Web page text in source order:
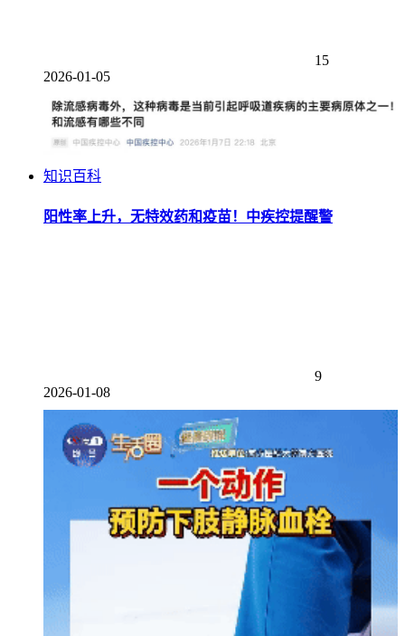
15
2026-01-05
知识百科
阳性率上升，无特效药和疫苗！中疾控提醒警
9
2026-01-08